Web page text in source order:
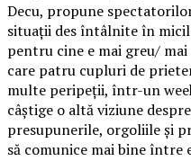
Decu, propune
situații des întâlnite în
pentru cine e mai greu/
care patru cupluri de
multe peripeții, într-un
câștige o altă viziune
presupunerile, orgoliile și
să comunice mai bine între